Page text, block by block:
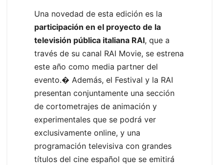
Una novedad de esta edición es la
participación en el proyecto de la
televisión pública italiana RAI, que a
través de su canal RAI Movie, se estrena
este año como media partner del
evento.� Además, el Festival y la RAI
presentan conjuntamente una sección
de cortometrajes de animación y
experimentales que se podrá ver
exclusivamente online, y una
programación televisiva con grandes
títulos del cine español que se emitirá